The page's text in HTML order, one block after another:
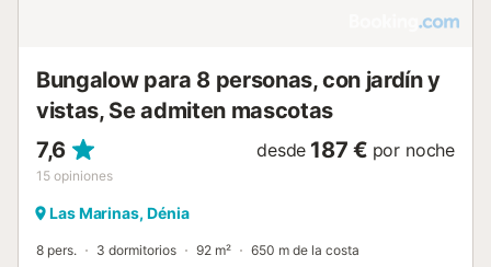
Bungalow para 8 personas, con jardín y
vistas, Se admiten mascotas
7,6
15 opiniones
desde 187 € por noche
Las Marinas, Dénia
8 pers. 3 dormitorios 92 m² 650 m de la costa